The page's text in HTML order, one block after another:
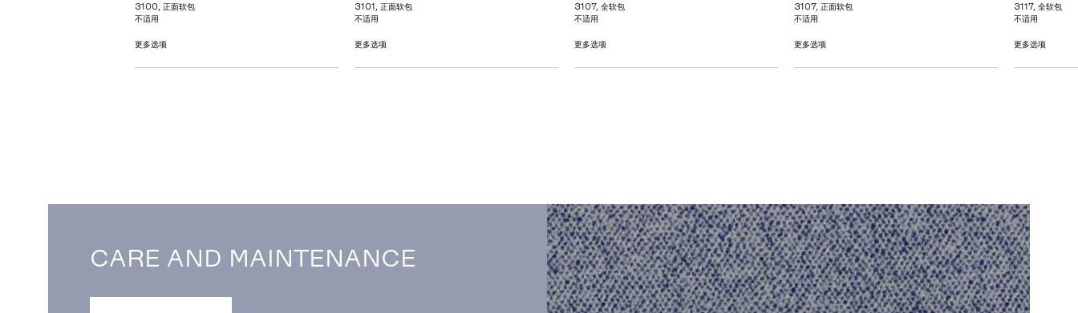
3100, 正面软包
不适用
更多选项
3101, 正面软包
不适用
更多选项
3107, 全软包
不适用
更多选项
3107, 正面软包
不适用
更多选项
3117, 全软包
不适用
更多选项
CARE AND MAINTENANCE